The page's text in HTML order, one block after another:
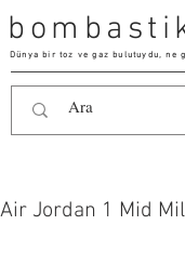
Dünya bir toz ve gaz bulutuydu, ne
Air Jordan 1 Mid